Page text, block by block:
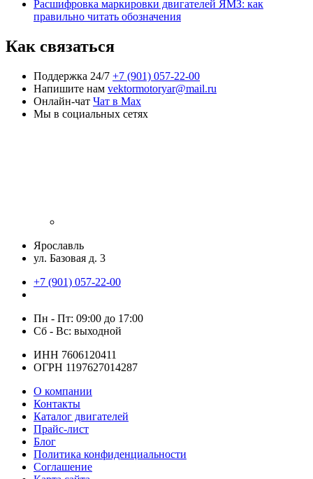
Расшифровка маркировки двигателей ЯМЗ: как
правильно читать обозначения
Как связаться
Поддержка 24/7 +7 (901) 057-22-00
Напишите нам vektormotoryar@mail.ru
Онлайн-чат Чат в Max
Мы в социальных сетях
Ярославль
ул. Базовая д. 3
+7 (901) 057-22-00
Пн - Пт: 09:00 до 17:00
Сб - Вс: выходной
ИНН 7606120411
ОГРН 1197627014287
О компании
Контакты
Каталог двигателей
Прайс-лист
Блог
Политика конфиденциальности
Соглашение